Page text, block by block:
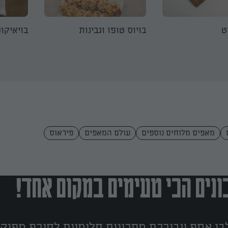
בויוס טופו וגבינות
מאפים מלוחים נוספים עולם המאפים פיראוס
הכי טעימים במקום אחד!